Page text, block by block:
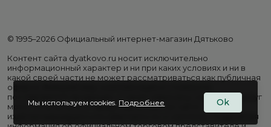
© 1995–2026 Официальный интернет-магазин Дятьково
Контент сайта dyatkovo.ru носит исключительно
информационный характер и ни при каких условиях и ни в
какой своей части не может рассматриваться как публичная
оферта. Внешний вид, комплектация и стоимость
поставляемой продукции, а также перечень сервисных услуг
могут отличаться от представленных на сайте. Цены на
изделия варьируются в зависимости от региона. Подробная
Мы используем cookies. Подробнее Ok